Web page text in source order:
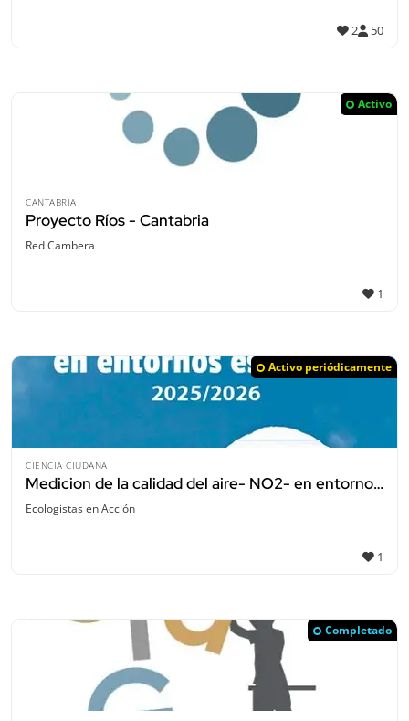
2 50
Activo
CANTABRIA
Proyecto Ríos - Cantabria
Red Cambera
1
Activo periódicamente
CIENCIA CIUDANA
Medicion de la calidad del aire- NO2- en entornos escolares. Ciencia ciudadana
Ecologistas en Acción
1
Completado